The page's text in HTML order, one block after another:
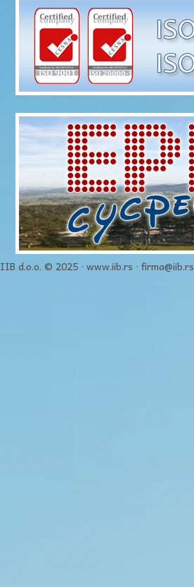
IIB d.o.o. © 2025 · www.iib.rs · firma@iib.rs